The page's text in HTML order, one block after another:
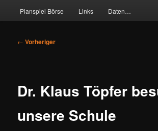
Planspiel Börse Links Daten…
Beitragsnavigation
← Vorheriger
Dr. Klaus Töpfer
unsere Schule